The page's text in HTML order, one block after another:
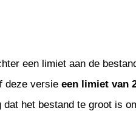
een limiet aan de
deze versieeen limiet van
het bestand te groot is